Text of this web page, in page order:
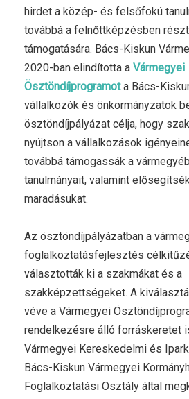
hirdet a közép- és felsőfokú
továbbá a felnőttképzésben
támogatására. Bács-Kiskun
2020-ban elindította a Vármegyei
Ösztöndíjprogramota Bács-
vállalkozók és önkormányzatok
ösztöndíjpályázat célja, hogy
nyújtson a vállalkozások
továbbá támogassák a
tanulmányait, valamint
maradásukat.
Az ösztöndíjpályázatban a
foglalkoztatásfejlesztés
választották ki a szakmákat és a
szakképzettségeket. A
véve a Vármegyei
rendelkezésre álló forráskeretet
Vármegyei Kereskedelmi és
Bács-Kiskun Vármegyei
Foglalkoztatási Osztály által